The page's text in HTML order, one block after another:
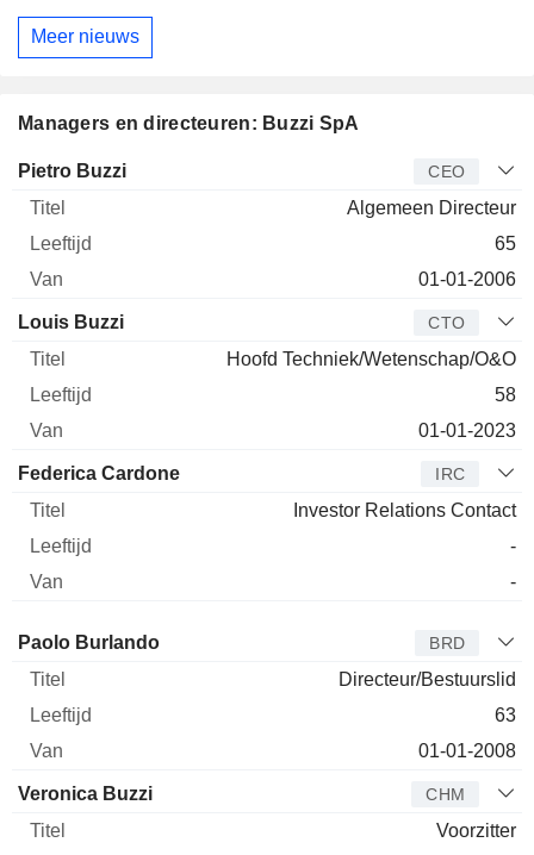
Meer nieuws
Managers en directeuren: Buzzi SpA
Bedrijfsleider
Pietro Buzzi CEO
Algemeen Directeur
65
01-01-2006
Louis Buzzi CTO
Hoofd Techniek/Wetenschap/O&O
58
01-01-2023
Federica Cardone IRC
Investor Relations Contact
-
-
Bestuurder Titel
Paolo Burlando BRD
Directeur/Bestuurslid
63
01-01-2008
Veronica Buzzi CHM
Voorzitter